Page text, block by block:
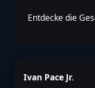
Entdecke die
Ivan Pace Jr.